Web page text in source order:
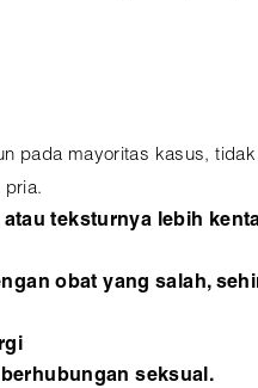
pada mayoritas kasus,
pria.
teksturnya lebih
obat yang salah,
seksual.